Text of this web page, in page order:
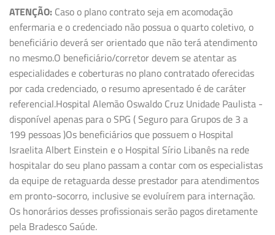
ATENÇÃO: Caso o plano contrato seja em acomodação
enfermaria e o credenciado não possua o quarto coletivo, o
beneficiário deverá ser orientado que não terá atendimento
no mesmo.O beneficiário/corretor devem se atentar as
especialidades e coberturas no plano contratado oferecidas
por cada credenciado, o resumo apresentado é de caráter
referencial.Hospital Alemão Oswaldo Cruz Unidade Paulista -
disponível apenas para o SPG ( Seguro para Grupos de 3 a
199 pessoas )Os beneficiários que possuem o Hospital
Israelita Albert Einstein e o Hospital Sírio Libanês na rede
hospitalar do seu plano passam a contar com os especialistas
da equipe de retaguarda desse prestador para atendimentos
em pronto-socorro, inclusive se evoluírem para internação.
Os honorários desses profissionais serão pagos diretamente
pela Bradesco Saúde.